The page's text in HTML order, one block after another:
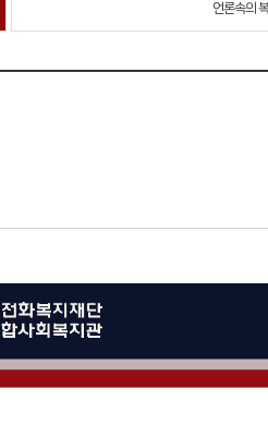
언론속의